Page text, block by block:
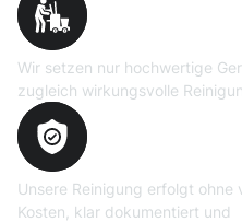
Wir setzen nur hochwertige
zugleich wirkungsvolle
Unsere Reinigung erfolgt ohne
Kosten, klar dokumentiert und